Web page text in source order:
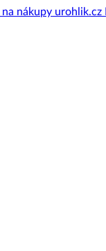
na nákupy urohlik.cz